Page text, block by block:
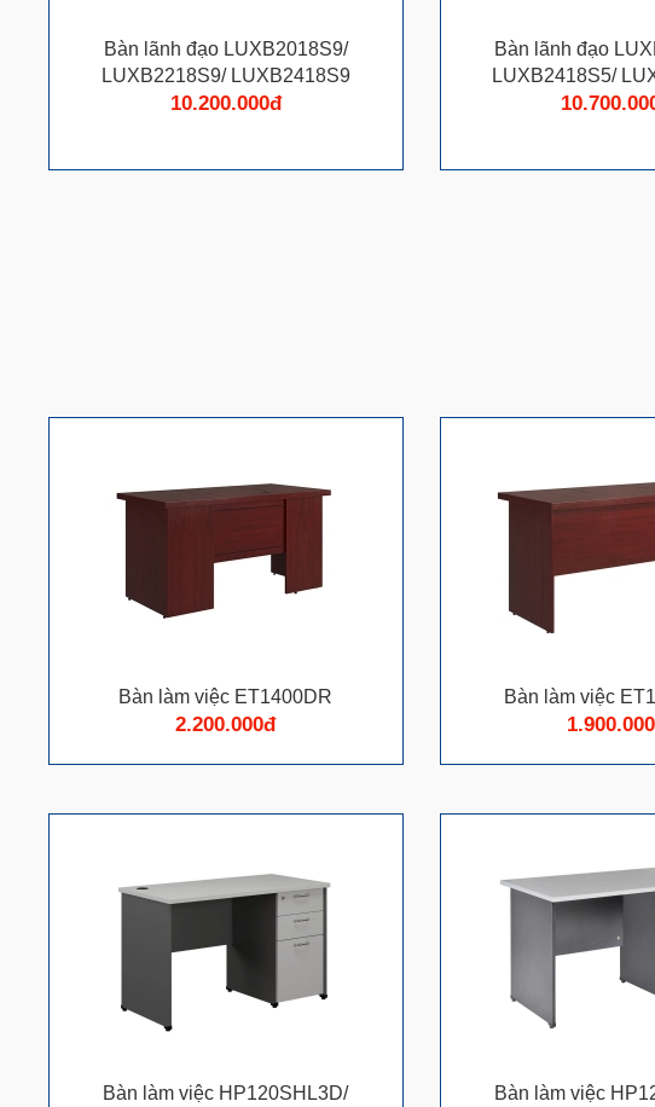
Bàn lãnh đạo LUXB2018S9/
LUXB2218S9/ LUXB2418S9
10.200.000đ
Bàn lãnh đạo
LUXB2418S5/
Bàn làm việc ET1400DR
2.200.000đ
Bàn làm việc
Bàn làm việc HP120SHL3D/
Bàn làm việc